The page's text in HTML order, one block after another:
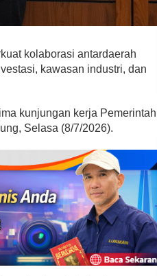
kolaborasi antardaerah
kawasan industri, dan
kunjungan kerja Pemerintah
Selasa (8/7/2026).